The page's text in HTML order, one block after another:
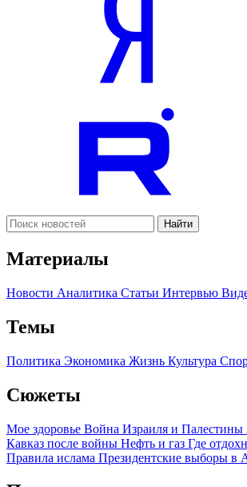
Найти
Материалы
Новости Аналитика Статьи Интервью
Темы
Политика Экономика Жизнь Культура
Сюжеты
Мое здоровье Война Израиля и Палестины
Кавказ после войны Нефть и газ Где
Правила ислама Президентские выборы в